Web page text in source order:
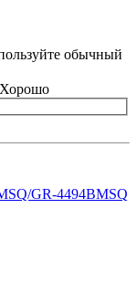
обычный
Хорошо
GR-4494BMSQ